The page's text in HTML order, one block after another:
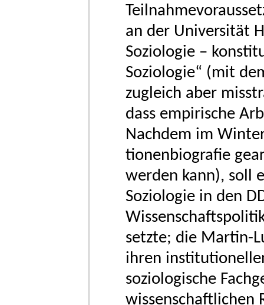
an der Universität
Soziologie –
Soziologie“ (mit
zugleich aber
dass empirische
Nachdem im
tionenbiografie
werden kann), soll
Soziologie in den
setzte; die Martin-
ihren
soziologische
wissenschaftlichen